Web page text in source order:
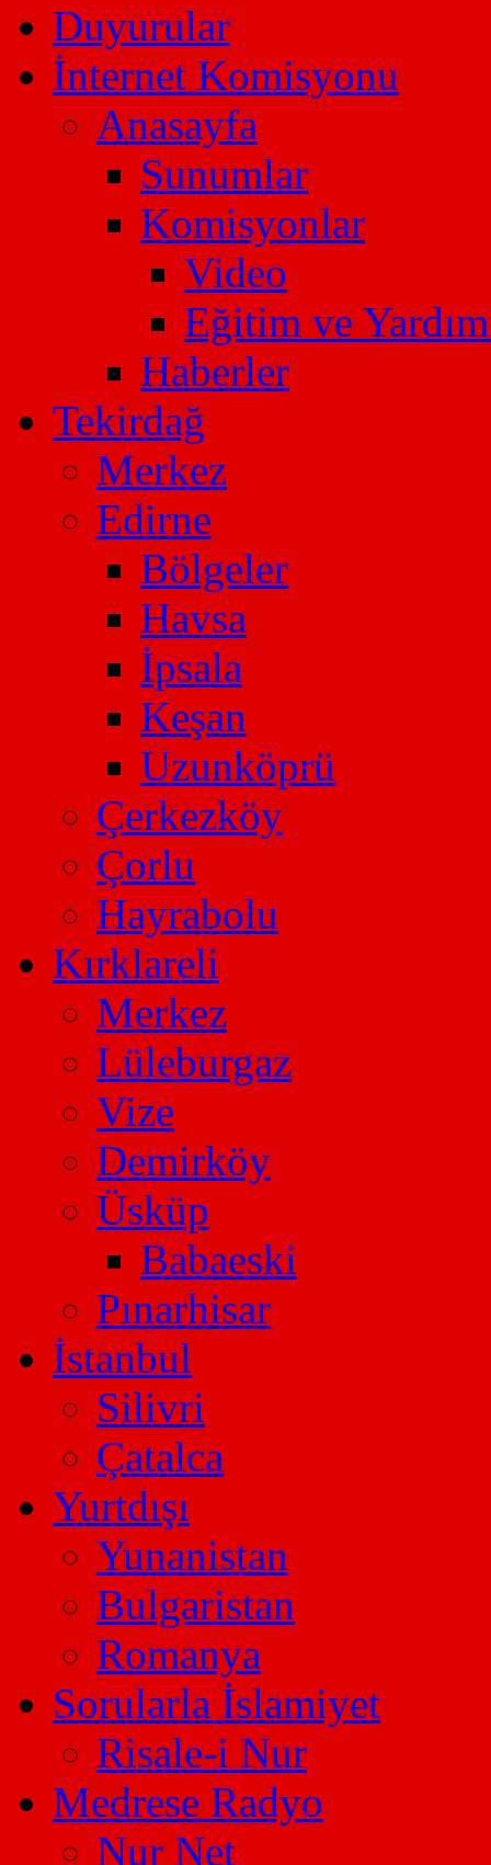
Duyurular
İnternet Komisyonu
Anasayfa
Sunumlar
Komisyonlar
Video
Eğitim ve
Haberler
Tekirdağ
Merkez
Edirne
Bölgeler
Havsa
İpsala
Keşan
Uzunköprü
Çerkezköy
Çorlu
Hayrabolu
Kırklareli
Merkez
Lüleburgaz
Vize
Demirköy
Üsküp
Babaeski
Pınarhisar
İstanbul
Silivri
Çatalca
Yurtdışı
Yunanistan
Bulgaristan
Romanya
Sorularla İslamiyet
Risale-i Nur
Medrese Radyo
Nur Net